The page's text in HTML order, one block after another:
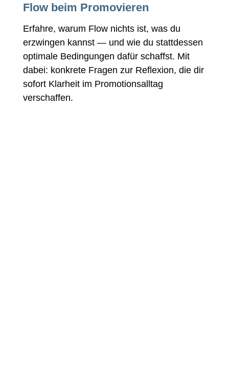
Flow beim Promovieren
Erfahre, warum Flow nichts ist, was du
erzwingen kannst — und wie du stattdessen
optimale Bedingungen dafür schaffst. Mit
dabei: konkrete Fragen zur Reflexion, die dir
sofort Klarheit im Promotionsalltag
verschaffen.